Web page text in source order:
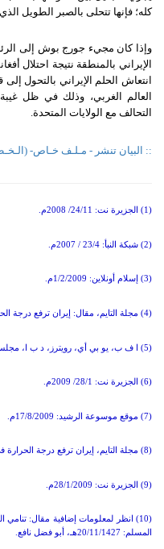
كله؛ فإنها تتحلى بالصبر الطويل
الإيراني بالمنطقة نتيجة احتلال
انتعاش الحلم الإيراني بالتحول
العالم الغربي، وذلك في ظل
التحالف مع الولايات المتحدة.
:: البيان تنشر - مـلـف خـاص-
(1) الجزيرة نت: 24/11/ 2008م.
(2) شبكة النبأ: 23/4 / 2007م.
(3) إسلام أونلاين: 1/2/2009م.
(4) مجلة التايم، مقال: إيران ترفع درجة الحرارة في أفغانستان: 22/2/2008م.
(5) ا ف ب، يو بي أي، رويترز، د ب ا، مجلس المقاومة الإيرانية: 23/9/2009م.
(6) الجزيرة نت: 28/1/ 2009م.
(7) موقع موسوعة الرشيد: 17/8/2009م.
(8) مجلة التايم، إيران ترفع درجة الحرارة في أفغانستان: 22/2/2008م.
(9) الجزيرة نت: 28/1/2009م.
(10) انظر لمعلومات إضافية مقال: تنامي
المسلم: 20/11/1427هـ، أبو فضل نافع.